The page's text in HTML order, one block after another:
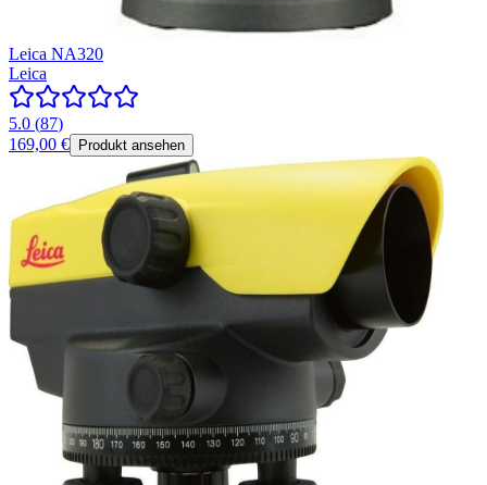
Leica NA320
Leica
5.0 (87)
169,00 €
Produkt ansehen